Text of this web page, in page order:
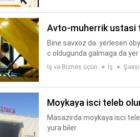
avto-muherrik ustasi
Bine savxoz da. yerlesen
c oldugunda galmaga da yer
ENGSAZ ve DEMIRCI talab
İş və Biznes üçün İş Şəxsi
moykaya isci teleb
Masazirda moykaya isci
yura biler